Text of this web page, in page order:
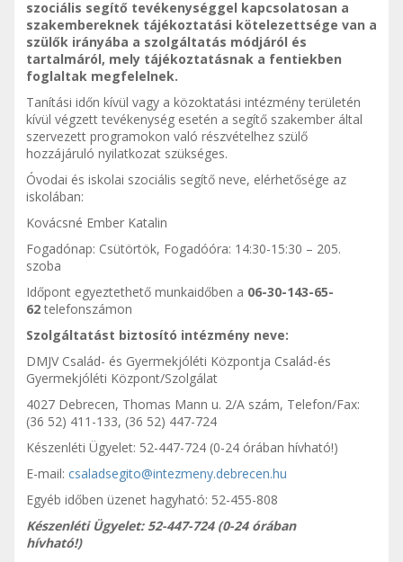
szociális segítő tevékenységgel kapcsolatosan a
szakembereknek tájékoztatási kötelezettsége van a
szülők irányába a szolgáltatás módjáról és
tartalmáról, mely tájékoztatásnak a fentiekben
foglaltak megfelelnek.
Tanítási időn kívül vagy a közoktatási intézmény területén
kívül végzett tevékenység esetén a segítő szakember által
szervezett programokon való részvételhez szülő
hozzájáruló nyilatkozat szükséges.
Óvodai és iskolai szociális segítő neve, elérhetősége az
iskolában:
Kovácsné Ember Katalin
Fogadónap: Csütörtök, Fogadóóra: 14:30-15:30 – 205.
szoba
Időpont egyeztethető munkaidőben a 06-30-143-65-
62telefonszámon
Szolgáltatást biztosító intézmény neve:
DMJV Család- és Gyermekjóléti Központja Család-és
Gyermekjóléti Központ/Szolgálat
4027 Debrecen, Thomas Mann u. 2/A szám, Telefon/Fax:
(36 52) 411-133, (36 52) 447-724
Készenléti Ügyelet: 52-447-724 (0-24 órában hívható!)
E-mail: csaladsegito@intezmeny.debrecen.hu
Egyéb időben üzenet hagyható: 52-455-808
Készenléti Ügyelet: 52-447-724 (0-24 órában
hívható!)